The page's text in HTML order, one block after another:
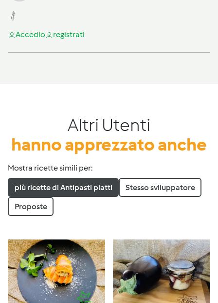
Accedio registrati
Altri Utenti
hanno apprezzato anche
Mostra ricette simili per:
più ricette di Antipasti piatti Stesso sviluppatore
Proposte